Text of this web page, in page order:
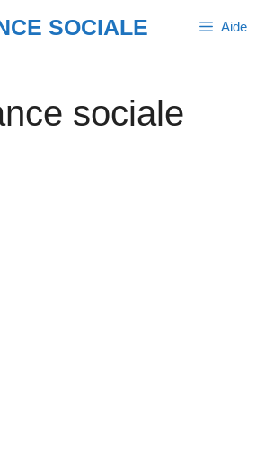
SOCIALE Aide
sociale